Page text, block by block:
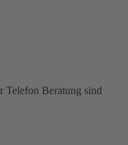
Telefon Beratung sind